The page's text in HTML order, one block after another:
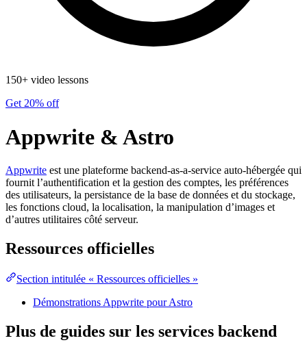
150+ video lessons
Get 20% off
Appwrite & Astro
Appwrite est une plateforme backend-as-a-service auto-hébergée qui
fournit l’authentification et la gestion des comptes, les préférences
des utilisateurs, la persistance de la base de données et du stockage,
les fonctions cloud, la localisation, la manipulation d’images et
d’autres utilitaires côté serveur.
Ressources officielles
Section intitulée « Ressources officielles »
Démonstrations Appwrite pour Astro
Plus de guides sur les services backend